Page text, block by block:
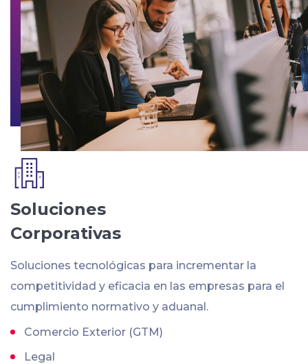
Soluciones
Corporativas
Soluciones tecnológicas para incrementar la
competitividad y eficacia en las empresas para el
cumplimiento normativo y aduanal.
Comercio Exterior (GTM)
Legal